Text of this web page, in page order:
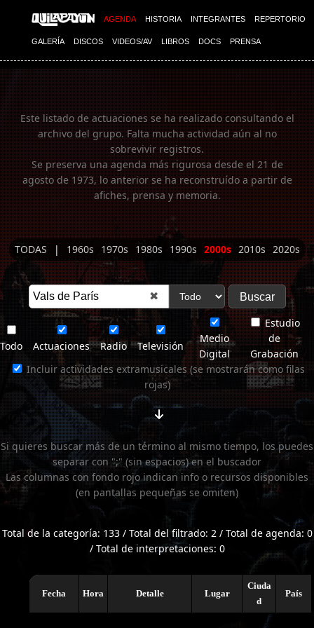
AGENDA HISTORIA INTEGRANTES REPERTORIO
GALERÍA DISCOS VIDEOS/AV LIBROS DOCS PRENSA
Imagen 01
Este listado de actuaciones se ha realizado consultando el
archivo del grupo. Falta mucha actividad aún al no
sobrevivir registros.
Se preserva una agenda más rigurosa desde el 21 de
agosto de 1973, lo anterior se ha reconstruído a partir de
afiches, prensa y memoria.
TODAS | 1960s 1970s 1980s 1990s 2000s 2010s 2020s
✖
Todo Actuaciones Radio Televisión
Medio
Digital
Estudio
de
Grabación
Incluir actividades extramusicales (se mostrarán como filas
rojas)
Si quieres buscar más de un término al mismo tiempo, los puedes
separar con ";" (sin espacios) en el buscador
Las columnas con fondo rojo indican info o recursos disponibles
(en pantallas pequeñas se omiten)
Total de la categoría: 133 / Total del filtrado: 2 / Total de agenda: 0
/ Total de interpretaciones: 0
Fecha Hora Detalle Lugar
Ciuda
d
País